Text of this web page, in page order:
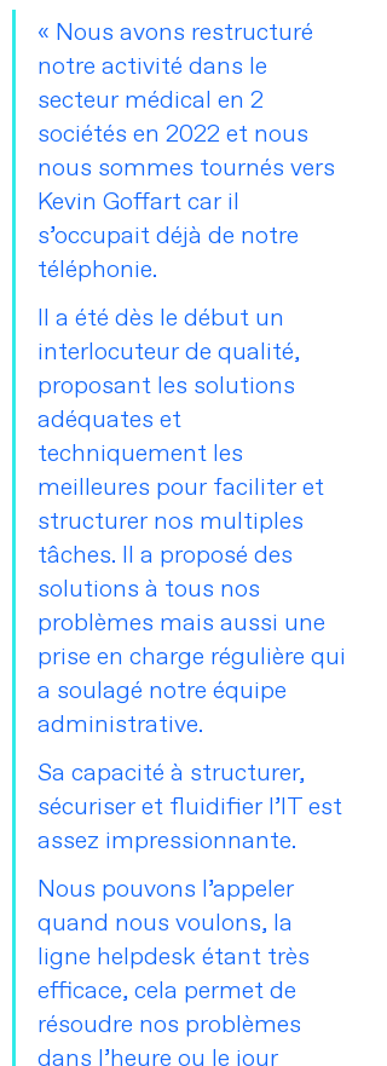
« Nous avons restructuré
notre activité dans le
secteur médical en 2
sociétés en 2022 et nous
nous sommes tournés vers
Kevin Goffart car il
s’occupait déjà de notre
téléphonie.
Il a été dès le début un
interlocuteur de qualité,
proposant les solutions
adéquates et
techniquement les
meilleures pour faciliter et
structurer nos multiples
tâches. Il a proposé des
solutions à tous nos
problèmes mais aussi une
prise en charge régulière qui
a soulagé notre équipe
administrative.
Sa capacité à structurer,
sécuriser et fluidifier l’IT est
assez impressionnante.
Nous pouvons l’appeler
quand nous voulons, la
ligne helpdesk étant très
efficace, cela permet de
résoudre nos problèmes